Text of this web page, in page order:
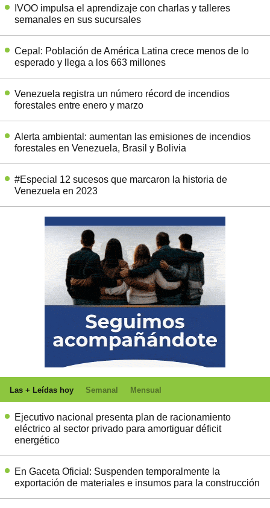
IVOO impulsa el aprendizaje con charlas y talleres
semanales en sus sucursales
Cepal: Población de América Latina crece menos de lo
esperado y llega a los 663 millones
Venezuela registra un número récord de incendios
forestales entre enero y marzo
Alerta ambiental: aumentan las emisiones de incendios
forestales en Venezuela, Brasil y Bolivia
#Especial 12 sucesos que marcaron la historia de
Venezuela en 2023
Las + Leídas hoy Semanal Mensual
Ejecutivo nacional presenta plan de racionamiento
eléctrico al sector privado para amortiguar déficit
energético
En Gaceta Oficial: Suspenden temporalmente la
exportación de materiales e insumos para la construcción